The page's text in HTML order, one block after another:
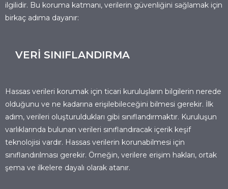
ilgilidir. Bu koruma katmanı, verilerin güvenliğini sağlamak için
birkaç adıma dayanır:
VERİ SINIFLANDIRMA
Hassas verileri korumak için ticari kuruluşların bilgilerin nerede
olduğunu ve ne kadarına erişilebileceğini bilmesi gerekir. İlk
adım, verileri oluşturuldukları gibi sınıflandırmaktır. Kuruluşun
varlıklarında bulunan verileri sınıflandıracak içerik keşif
teknolojisi vardır. Hassas verilerin korunabilmesi için
sınıflandırılması gerekir. Örneğin, verilere erişim hakları, ortak
şema ve ilkelere dayalı olarak atanır.